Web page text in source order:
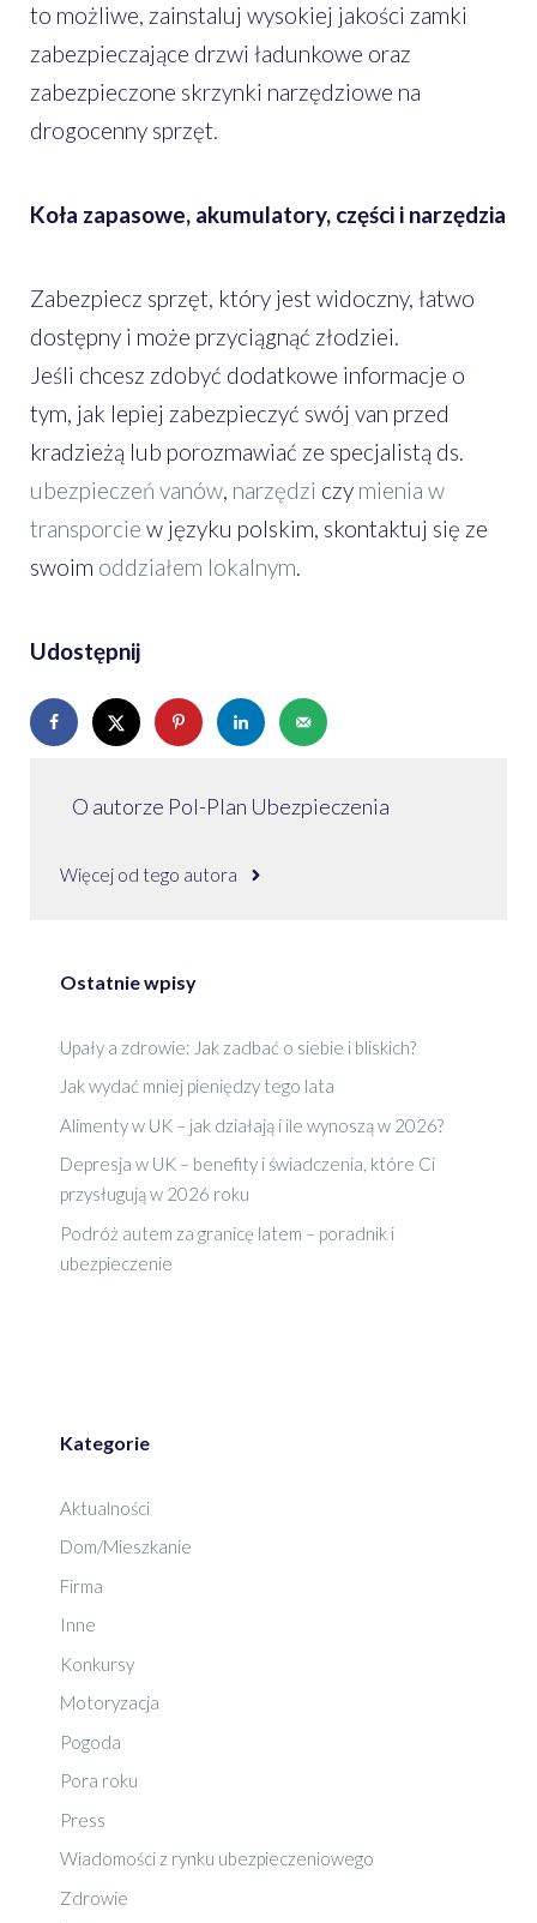
to możliwe, zainstaluj wysokiej jakości zamki
zabezpieczające drzwi ładunkowe oraz
zabezpieczone skrzynki narzędziowe na
drogocenny sprzęt.
Koła zapasowe, akumulatory, części i narzędzia
Zabezpiecz sprzęt, który jest widoczny, łatwo
dostępny i może przyciągnąć złodziei.
Jeśli chcesz zdobyć dodatkowe informacje o
tym, jak lepiej zabezpieczyć swój van przed
kradzieżą lub porozmawiać ze specjalistą ds.
ubezpieczeń vanów, narzędzi czy mienia w
transporcie w języku polskim, skontaktuj się ze
swoim oddziałem lokalnym.
Udostępnij
O autorze Pol-Plan Ubezpieczenia
Więcej od tego autora
Ostatnie wpisy
Upały a zdrowie: Jak zadbać o siebie i bliskich?
Jak wydać mniej pieniędzy tego lata
Alimenty w UK – jak działają i ile wynoszą w 2026?
Depresja w UK – benefity i świadczenia, które Ci
przysługują w 2026 roku
Podróż autem za granicę latem – poradnik i
ubezpieczenie
Kategorie
Aktualności
Dom/Mieszkanie
Firma
Inne
Konkursy
Motoryzacja
Pogoda
Pora roku
Press
Wiadomości z rynku ubezpieczeniowego
Zdrowie